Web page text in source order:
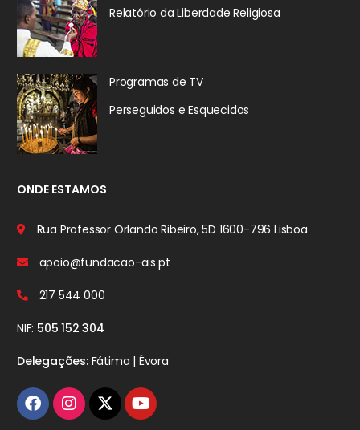
Relatório da Liberdade Religiosa
Programas de TV
Perseguidos e Esquecidos
ONDE ESTAMOS
Rua Professor Orlando Ribeiro, 5D 1600-796 Lisboa
apoio@fundacao-ais.pt
217 544 000
NIF: 505 152 304
Delegações:Fátima | Évora